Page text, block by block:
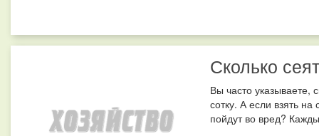
Сколько
Вы часто указываете,
сотку. А если взять
пойдут во вред?